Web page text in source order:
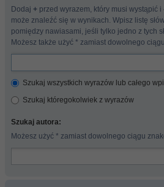
Dodaj + przed wyrazem, który musi wystąpić i
może znaleźć się w wynikach. Wpisz listę
pomiędzy nawiasami, jeśli tylko jedno z tych
Możesz także użyć * zamiast dowolnego
Szukaj wszystkich wyrazów lub całego
Szukaj któregokolwiek z wyrazów
Szukaj autora:
Możesz użyć * zamiast dowolnego ciągu